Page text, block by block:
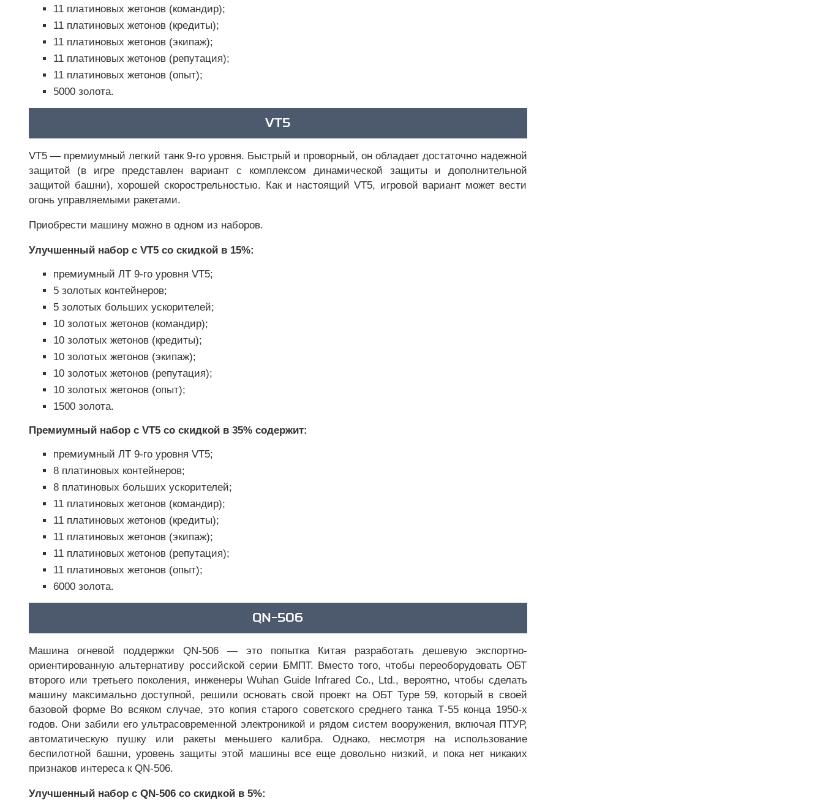
11 платиновых жетонов (командир);
11 платиновых жетонов (кредиты);
11 платиновых жетонов (экипаж);
11 платиновых жетонов (репутация);
11 платиновых жетонов (опыт);
5000 золота.
VT5
VT5 — премиумный легкий танк 9-го уровня. Быстрый и проворный, он обладает достаточно надежной
защитой (в игре представлен вариант с комплексом динамической защиты и дополнительной
защитой башни), хорошей скорострельностью. Как и настоящий VT5, игровой вариант может вести
огонь управляемыми ракетами.
Приобрести машину можно в одном из наборов.
Улучшенный набор с VT5 со скидкой в 15%:
премиумный ЛТ 9-го уровня VT5;
5 золотых контейнеров;
5 золотых больших ускорителей;
10 золотых жетонов (командир);
10 золотых жетонов (кредиты);
10 золотых жетонов (экипаж);
10 золотых жетонов (репутация);
10 золотых жетонов (опыт);
1500 золота.
Премиумный набор с VT5 со скидкой в 35% содержит:
премиумный ЛТ 9-го уровня VT5;
8 платиновых контейнеров;
8 платиновых больших ускорителей;
11 платиновых жетонов (командир);
11 платиновых жетонов (кредиты);
11 платиновых жетонов (экипаж);
11 платиновых жетонов (репутация);
11 платиновых жетонов (опыт);
6000 золота.
QN-506
Машина огневой поддержки QN-506 — это попытка Китая разработать дешевую экспортно-
ориентированную альтернативу российской серии БМПТ. Вместо того, чтобы переоборудовать ОБТ
второго или третьего поколения, инженеры Wuhan Guide Infrared Co., Ltd., вероятно, чтобы сделать
машину максимально доступной, решили основать свой проект на ОБТ Type 59, который в своей
базовой форме Во всяком случае, это копия старого советского среднего танка Т-55 конца 1950-х
годов. Они забили его ультрасовременной электроникой и рядом систем вооружения, включая ПТУР,
автоматическую пушку или ракеты меньшего калибра. Однако, несмотря на использование
беспилотной башни, уровень защиты этой машины все еще довольно низкий, и пока нет никаких
признаков интереса к QN-506.
Улучшенный набор с QN-506 со скидкой в 5%: